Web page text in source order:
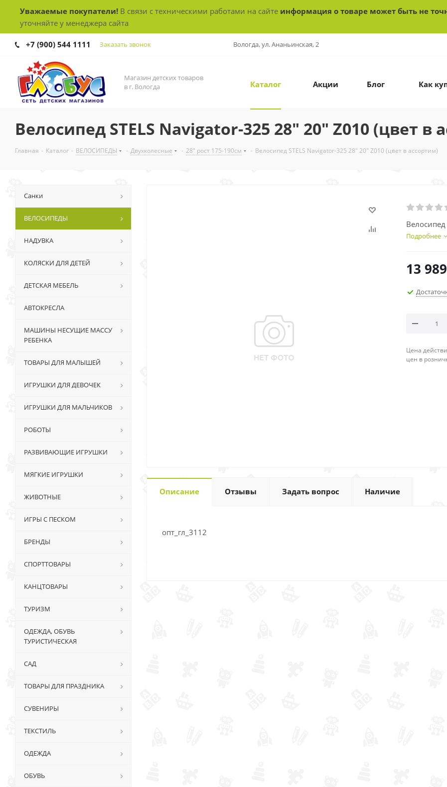
Уважаемые покупатели! В связи с техническими работами на сайте информация о товаре может быть не
уточняйте у менеджера сайта
+7 (900) 544 1111 Заказать звонок Вологда, ул. Ананьинская, 2
Магазин детских товаров
в г. Вологда
Каталог Акции Блог Как
Велосипед STELS Navigator-325 28" 20" Z010 (цвет в
Главная - Каталог - ВЕЛОСИПЕДЫ - Двухколесные - 28" рост 175-190см - Велосипед STELS Navigator-325 28" 20" Z010 (цвет в ассортим)
Подробнее
13 989
Цена
цен в
Описание Отзывы Задать вопрос Наличие
опт_гл_3112
Санки
ВЕЛОСИПЕДЫ
НАДУВКА
КОЛЯСКИ ДЛЯ ДЕТЕЙ
ДЕТСКАЯ МЕБЕЛЬ
АВТОКРЕСЛА
МАШИНЫ НЕСУЩИЕ МАССУ
РЕБЕНКА
ТОВАРЫ ДЛЯ МАЛЫШЕЙ
ИГРУШКИ ДЛЯ ДЕВОЧЕК
ИГРУШКИ ДЛЯ МАЛЬЧИКОВ
РОБОТЫ
РАЗВИВАЮЩИЕ ИГРУШКИ
МЯГКИЕ ИГРУШКИ
ЖИВОТНЫЕ
ИГРЫ С ПЕСКОМ
БРЕНДЫ
СПОРТТОВАРЫ
КАНЦТОВАРЫ
ТУРИЗМ
ОДЕЖДА, ОБУВЬ
ТУРИСТИЧЕСКАЯ
САД
ТОВАРЫ ДЛЯ ПРАЗДНИКА
СУВЕНИРЫ
ТЕКСТИЛЬ
ОДЕЖДА
ОБУВЬ